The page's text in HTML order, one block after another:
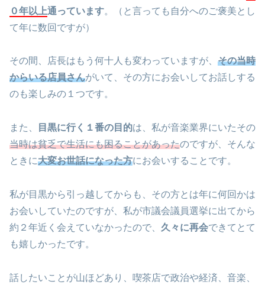
０年以上通っています。（と言っても自分へのご褒美とし
て年に数回ですが）
その間、店長はもう何十人も変わっていますが、 その当時
からいる店員さんがいて、その方にお会いしてお話しする
のも楽しみの１つです。
また、 目黒に行く１番の目的は、私が音楽業界にいたその
当時は貧乏で生活にも困ることがあったのですが、そんな
ときに大変お世話になった方にお会いすることです。
私が目黒から引っ越してからも、その方とは年に何回かは
お会いしていたのですが、私が市議会議員選挙に出てから
約２年近く会えていなかったので、 久々に再会できてとて
も嬉しかったです。
話したいことが山ほどあり、喫茶店で政治や経済、音楽、